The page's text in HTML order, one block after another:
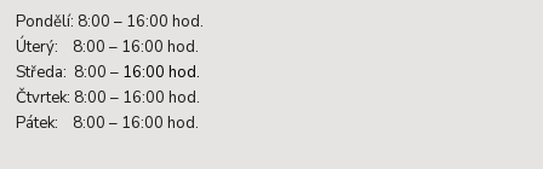
Pondělí: 8:00 – 16:00 hod.
Úterý: 8:00 – 16:00 hod.
Středa: 8:00 – 16:00 hod.
Čtvrtek: 8:00 – 16:00 hod.
Pátek: 8:00 – 16:00 hod.